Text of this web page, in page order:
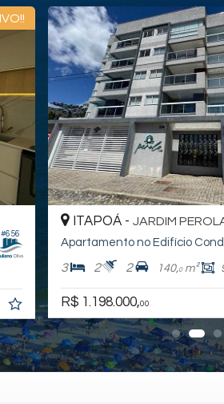
#291
ITAPOÁ -JARDIM
Apartamento no Edifício 1
3 2 1 105,2m²
R$ 1.200.000,00